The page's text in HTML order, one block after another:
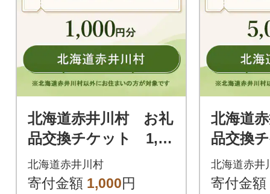
北海道赤井川村 お礼
品交換チケット 1,00
0円分
北海道赤井川村
寄付金額 1,000円
北海道
品交換
0円分
北海道赤井
寄付金額